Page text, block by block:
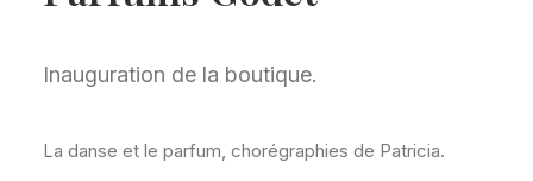
Inauguration de la boutique.
La danse et le parfum, chorégraphies de Patricia.